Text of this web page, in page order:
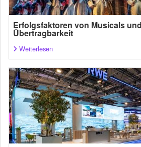
Erfolgsfaktoren von Musicals
Übertragbarkeit
Weiterlesen